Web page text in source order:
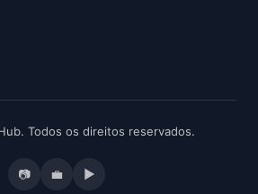
Todos os direitos reservados.
📷 💼 ▶